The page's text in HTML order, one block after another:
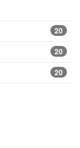
20
20
20